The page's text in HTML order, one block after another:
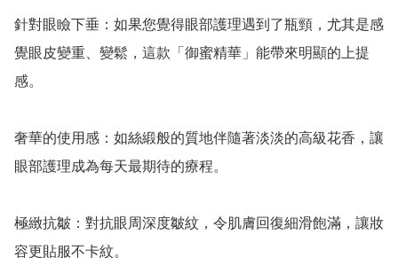
針對眼瞼下垂：如果您覺得眼部護理遇到了瓶頸，尤其是感
覺眼皮變重、變鬆，這款「御蜜精華」能帶來明顯的上提
感。
奢華的使用感：如絲緞般的質地伴隨著淡淡的高級花香，讓
眼部護理成為每天最期待的療程。
極緻抗皺：對抗眼周深度皺紋，令肌膚回復細滑飽滿，讓妝
容更貼服不卡紋。